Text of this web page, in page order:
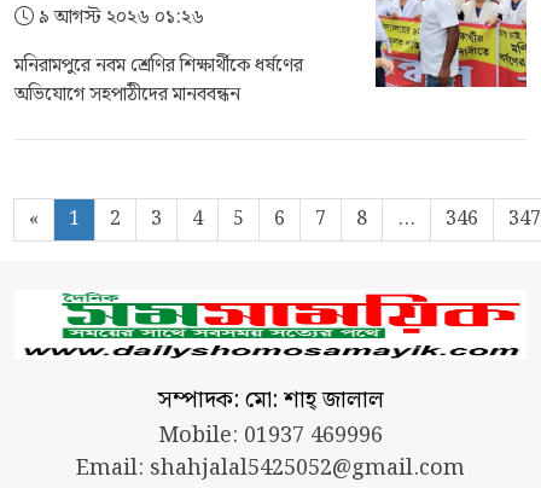
৯ আগস্ট ২০২৬ ০১:২৬
মনিরামপুরে নবম শ্রেণির শিক্ষার্থীকে ধর্ষণের
অভিযোগে সহপাঠীদের মানববন্ধন
« 1 2 3 4 5 6 7 8 ... 346 347
সম্পাদক: মো: শাহ্ জালাল
Mobile: 01937 469996
Email: shahjalal5425052@gmail.com